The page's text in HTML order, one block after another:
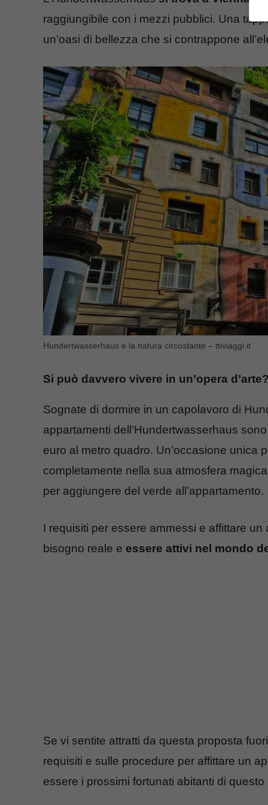
raggiungibile con i mezzi pubblici. Una
un’oasi di bellezza che si contrappone
Hundertwasserhaus e la natura circostante – ttiviaggi.it
Si può davvero vivere in un’opera d’arte?
Sognate di dormire in un capolavoro di
appartamenti dell’Hundertwasserhaus
euro al metro quadro. Un’occasione unica
completamente nella sua atmosfera
per aggiungere del verde all’appartamento.
I requisiti per essere ammessi e affittare
bisogno reale e essere attivi nel mondo
Se vi sentite attratti da questa proposta
requisiti e sulle procedure per affittare un
essere i prossimi fortunati abitanti di